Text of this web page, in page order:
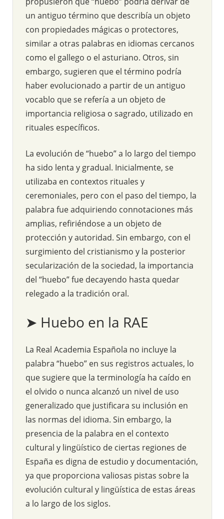
un antiguo término que describía un objeto
con propiedades mágicas o protectores,
similar a otras palabras en idiomas cercanos
como el gallego o el asturiano. Otros, sin
embargo, sugieren que el término podría
haber evolucionado a partir de un antiguo
vocablo que se refería a un objeto de
importancia religiosa o sagrado, utilizado en
rituales específicos.
La evolución de “huebo” a lo largo del tiempo
ha sido lenta y gradual. Inicialmente, se
utilizaba en contextos rituales y
ceremoniales, pero con el paso del tiempo, la
palabra fue adquiriendo connotaciones más
amplias, refiriéndose a un objeto de
protección y autoridad. Sin embargo, con el
surgimiento del cristianismo y la posterior
secularización de la sociedad, la importancia
del “huebo” fue decayendo hasta quedar
relegado a la tradición oral.
➤ Huebo en la RAE
La Real Academia Española no incluye la
palabra “huebo” en sus registros actuales, lo
que sugiere que la terminología ha caído en
el olvido o nunca alcanzó un nivel de uso
generalizado que justificara su inclusión en
las normas del idioma. Sin embargo, la
presencia de la palabra en el contexto
cultural y lingüístico de ciertas regiones de
España es digna de estudio y documentación,
ya que proporciona valiosas pistas sobre la
evolución cultural y lingüística de estas áreas
a lo largo de los siglos.